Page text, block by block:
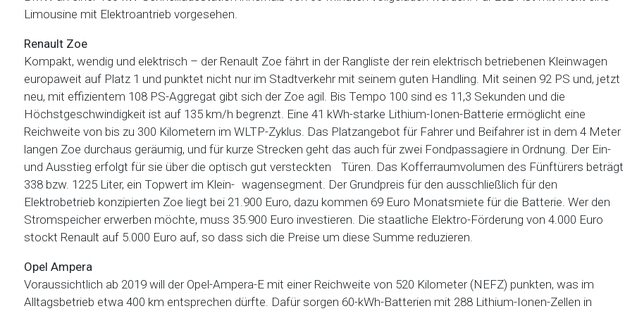
Limousine mit Elektroantrieb vorgesehen.
Renault Zoe
Kompakt, wendig und elektrisch – der Renault Zoe fährt in der Rangliste der rein elektrisch betriebenen Kleinwagen
europaweit auf Platz 1 und punktet nicht nur im Stadtverkehr mit seinem guten Handling. Mit seinen 92 PS und, jetzt
neu, mit effizientem 108 PS-Aggregat gibt sich der Zoe agil. Bis Tempo 100 sind es 11,3 Sekunden und die
Höchstgeschwindigkeit ist auf 135 km/h begrenzt. Eine 41 kWh-starke Lithium-Ionen-Batterie ermöglicht eine
Reichweite von bis zu 300 Kilometern im WLTP-Zyklus. Das Platzangebot für Fahrer und Beifahrer ist in dem 4 Meter
langen Zoe durchaus geräumig, und für kurze Strecken geht das auch für zwei Fondpassagiere in Ordnung. Der Ein-
und Ausstieg erfolgt für sie über die optisch gut versteckten Türen. Das Kofferraumvolumen des Fünftürers beträgt
338 bzw. 1225 Liter, ein Topwert im Klein- wagensegment. Der Grundpreis für den ausschließlich für den
Elektrobetrieb konzipierten Zoe liegt bei 21.900 Euro, dazu kommen 69 Euro Monatsmiete für die Batterie. Wer den
Stromspeicher erwerben möchte, muss 35.900 Euro investieren. Die staatliche Elektro-Förderung von 4.000 Euro
stockt Renault auf 5.000 Euro auf, so dass sich die Preise um diese Summe reduzieren.
Opel Ampera
Voraussichtlich ab 2019 will der Opel-Ampera-E mit einer Reichweite von 520 Kilometer (NEFZ) punkten, was im
Alltagsbetrieb etwa 400 km entsprechen dürfte. Dafür sorgen 60-kWh-Batterien mit 288 Lithium-Ionen-Zellen in